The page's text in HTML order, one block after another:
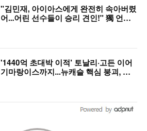
"김민재, 아이아스에게 완전히 속아버렸
어...어린 선수들이 승리 견인!" 獨 언론,
'1440억 초대박 이적' 토날리·고든 이어
기마랑이스까지...뉴캐슬 핵심 붕괴, 아